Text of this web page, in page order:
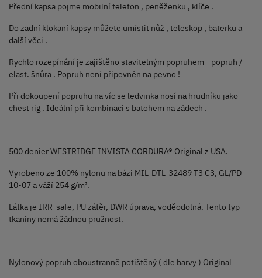
Přední kapsa pojme mobilní telefon , peněženku , klíče .
Do zadní klokaní kapsy můžete umístit nůž , teleskop , baterku a
další věci .
Rychlo rozepínání je zajištěno stavitelným popruhem - popruh /
elast. šnůra . Popruh není připevněn na pevno !
Při dokoupení popruhu na víc se ledvinka nosí na hrudníku jako
chest rig . Ideální při kombinaci s batohem na zádech .
500 denier WESTRIDGE INVISTA CORDURA® Original z USA.
Vyrobeno ze 100% nylonu na bázi MIL-DTL-32489 T3 C3, GL/PD
10-07 a váží 254 g/m².
Látka je IRR-safe, PU zátěr, DWR úprava, voděodolná. Tento typ
tkaniny nemá žádnou pružnost.
Nylonový popruh oboustranně potištěný ( dle barvy ) Original